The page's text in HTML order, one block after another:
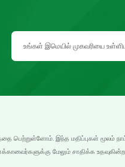
பெற்றுள்ளோம். இந்த மதிப்புகள்
மேலும் சாதிக்க